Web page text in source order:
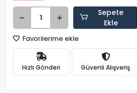
Sepete
Ekle
Favorilerime ekle
Hızlı Gönderi Güvenli Alışveriş